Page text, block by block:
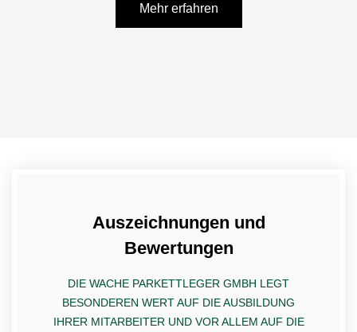
Mehr erfahren
Auszeichnungen und
Bewertungen
DIE WACHE PARKETTLEGER GMBH LEGT
BESONDEREN WERT AUF DIE AUSBILDUNG
IHRER MITARBEITER UND VOR ALLEM AUF DIE